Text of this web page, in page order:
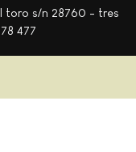
toro s/n 28760 - tres
477